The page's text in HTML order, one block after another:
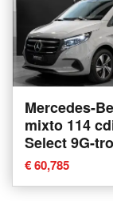
Mercedes-
mixto 114
Select 9G-
a Ancona
€ 60,785